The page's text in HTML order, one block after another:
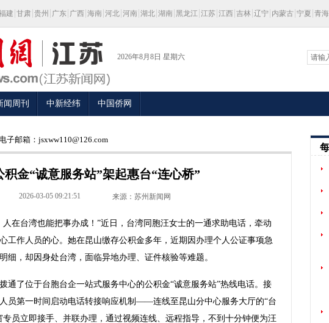
建 甘肃 贵州 广东 广西 海南 河北 河南 湖北 湖南 黑龙江 江苏 江西 吉林 辽宁 内蒙古 宁夏 青海
2026年8月8日 星期六
闻周刊 中新经纬 中国侨网
子邮箱：jsxww110@126.com
积金“诚意服务站”架起惠台“连心桥”
2026-03-05 09:21:51 来源：苏州新闻网
台湾也能把事办成！”近日，台湾同胞汪女士的一通求助电话，牵动
工作人员的心。她在昆山缴存公积金多年，近期因办理个人公证事项急
细，却因身处台湾，面临异地办理、证件核验等难题。
了位于台胞台企一站式服务中心的公积金“诚意服务站”热线电话。接
员第一时间启动电话转接响应机制——连线至昆山分中心服务大厅的“台
专员立即接手、并联办理，通过视频连线、远程指导，不到十分钟便为汪